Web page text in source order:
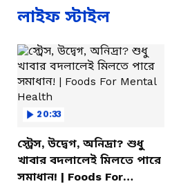
লাইফ স্টাইল
20:33
স্ট্রেস, উদ্বেগ, অনিদ্রা? শুধু
খাবার বদলালেই মিলতে পারে
সমাধান! | Foods For